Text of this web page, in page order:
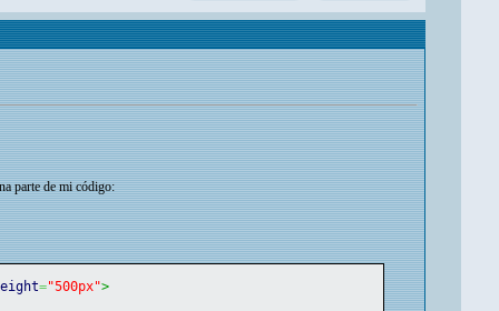
parte de mi código:
="500px">